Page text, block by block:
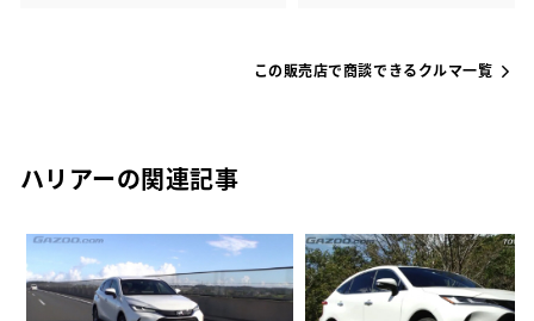
この販売店で商談できるクルマ一覧
ハリアーの関連記事